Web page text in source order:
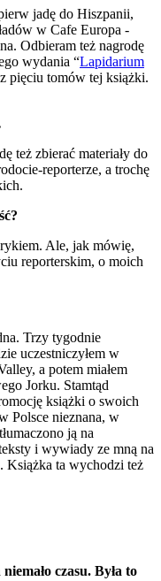
jadę do Hiszpanii,
w Cafe Europa -
Odbieram też nagrodę
wydania “Lapidarium
pięciu tomów tej książki.
też zbierać materiały do
reporterze, a trochę
Ale, jak mówię,
reporterskim, o moich
Trzy tygodnie
uczestniczyłem w
a potem miałem
Jorku. Stamtąd
książki o swoich
Polsce nieznana, w
ją na
i wywiady ze mną na
Książka ta wychodzi też
czasu. Była to